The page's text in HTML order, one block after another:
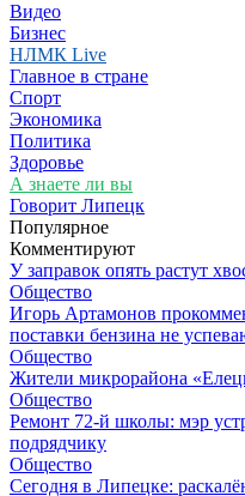
Видео
Бизнес
НЛМК Live
Главное в стране
Спорт
Экономика
Политика
Здоровье
А знаете ли вы
Говорит Липецк
Популярное
Комментируют
У заправок опять растут
Общество
Игорь Артамонов
поставки бензина не
Общество
Жители микрорайона
Общество
Ремонт 72‑й школы: мэр
подрядчику
Общество
Сегодня в Липецке: